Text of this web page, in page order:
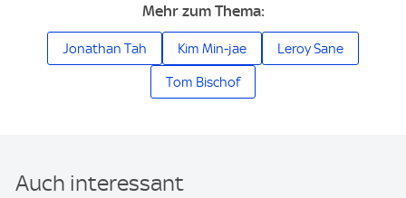
Mehr zum Thema:
Jonathan Tah Kim Min-jae Leroy Sane
Tom Bischof
Auch interessant